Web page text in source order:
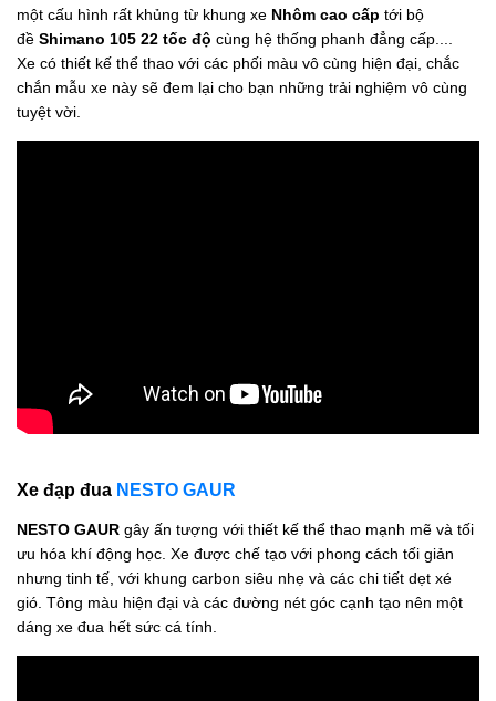
một cấu hình rất khủng từ khung xe Nhôm cao cấp tới bộ
đề Shimano 105 22 tốc độ cùng hệ thống phanh đẳng cấp....
Xe có thiết kế thể thao với các phối màu vô cùng hiện đại, chắc
chắn mẫu xe này sẽ đem lại cho bạn những trải nghiệm vô cùng
tuyệt vời.
Xe đạp đua NESTO GAUR
NESTO GAUR gây ấn tượng với thiết kế thể thao mạnh mẽ và tối
ưu hóa khí động học. Xe được chế tạo với phong cách tối giản
nhưng tinh tế, với khung carbon siêu nhẹ và các chi tiết dẹt xé
gió. Tông màu hiện đại và các đường nét góc cạnh tạo nên một
dáng xe đua hết sức cá tính.